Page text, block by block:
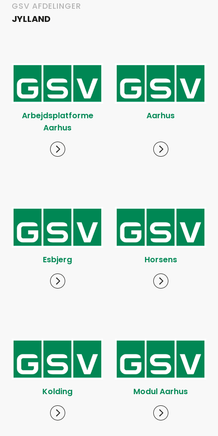
GSV AFDELINGER
JYLLAND
Arbejdsplatforme
Aarhus
Aarhus
Esbjerg Horsens
Kolding Modul Aarhus